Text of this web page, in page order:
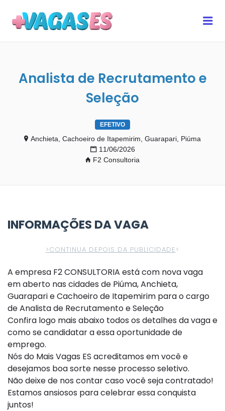
Analista de Recrutamento e
Seleção
EFETIVO
Anchieta, Cachoeiro de Itapemirim, Guarapari, Piúma
11/06/2026
F2 Consultoria
INFORMAÇÕES DA VAGA
>CONTINUA DEPOIS DA PUBLICIDADE<
A empresa F2 CONSULTORIA está com nova vaga
em aberto nas cidades de Piúma, Anchieta,
Guarapari e Cachoeiro de Itapemirim para o cargo
de Analista de Recrutamento e Seleção
Confira logo mais abaixo todos os detalhes da vaga e
como se candidatar a essa oportunidade de
emprego.
Nós do Mais Vagas ES acreditamos em você e
desejamos boa sorte nesse processo seletivo.
Não deixe de nos contar caso você seja contratado!
Estamos ansiosos para celebrar essa conquista
juntos!